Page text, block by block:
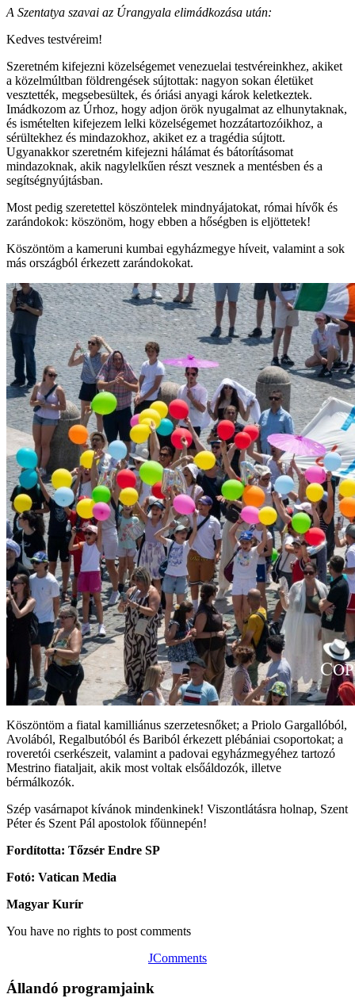
A Szentatya szavai az Úrangyala elimádkozása után:
Kedves testvéreim!
Szeretném kifejezni közelségemet venezuelai testvéreinkhez, akiket
a közelmúltban földrengések sújtottak: nagyon sokan életüket
vesztették, megsebesültek, és óriási anyagi károk keletkeztek.
Imádkozom az Úrhoz, hogy adjon örök nyugalmat az elhunytaknak,
és ismételten kifejezem lelki közelségemet hozzátartozóikhoz, a
sérültekhez és mindazokhoz, akiket ez a tragédia sújtott.
Ugyanakkor szeretném kifejezni hálámat és bátorításomat
mindazoknak, akik nagylelkűen részt vesznek a mentésben és a
segítségnyújtásban.
Most pedig szeretettel köszöntelek mindnyájatokat, római hívők és
zarándokok: köszönöm, hogy ebben a hőségben is eljöttetek!
Köszöntöm a kameruni kumbai egyházmegye híveit, valamint a sok
más országból érkezett zarándokokat.
Köszöntöm a fiatal kamilliánus szerzetesnőket; a Priolo Gargallóból,
Avolából, Regalbutóból és Bariból érkezett plébániai csoportokat; a
roveretói cserkészeit, valamint a padovai egyházmegyéhez tartozó
Mestrino fiataljait, akik most voltak elsőáldozók, illetve
bérmálkozók.
Szép vasárnapot kívánok mindenkinek! Viszontlátásra holnap, Szent
Péter és Szent Pál apostolok főünnepén!
Fordította: Tőzsér Endre SP
Fotó: Vatican Media
Magyar Kurír
You have no rights to post comments
JComments
Állandó programjaink